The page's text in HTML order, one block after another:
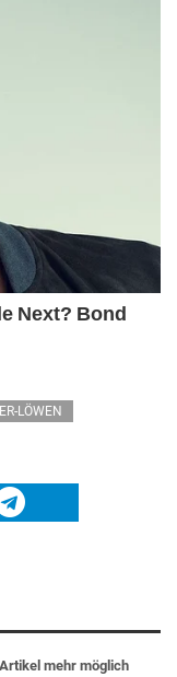
LÖWEN
mehr möglich